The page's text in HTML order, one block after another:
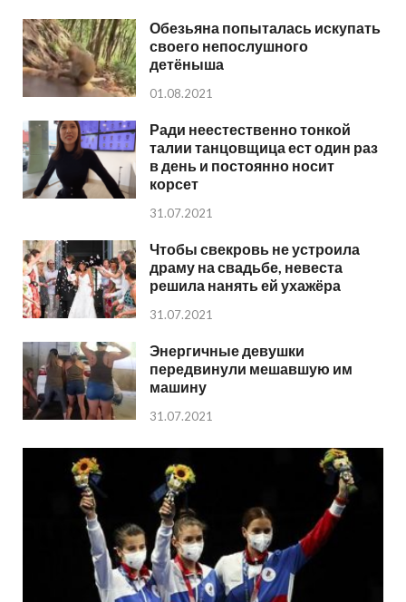
Обезьяна попыталась искупать
своего непослушного
детёныша
01.08.2021
Ради неестественно тонкой
талии танцовщица ест один раз
в день и постоянно носит
корсет
31.07.2021
Чтобы свекровь не устроила
драму на свадьбе, невеста
решила нанять ей ухажёра
31.07.2021
Энергичные девушки
передвинули мешавшую им
машину
31.07.2021